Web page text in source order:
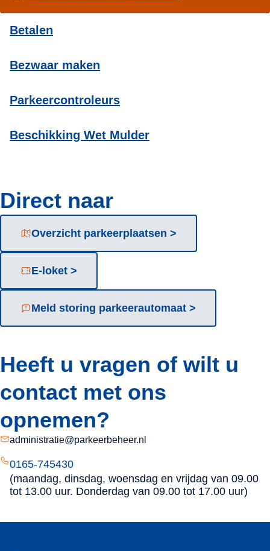
Betalen
Bezwaar maken
Parkeercontroleurs
Beschikking Wet Mulder
Direct naar
Overzicht parkeerplaatsen >
E-loket >
Meld storing parkeerautomaat >
Heeft u vragen of wilt u
contact met ons
opnemen?
administratie@parkeerbeheer.nl
0165-745430
(maandag, dinsdag, woensdag en vrijdag van 09.00
tot 13.00 uur. Donderdag van 09.00 tot 17.00 uur)